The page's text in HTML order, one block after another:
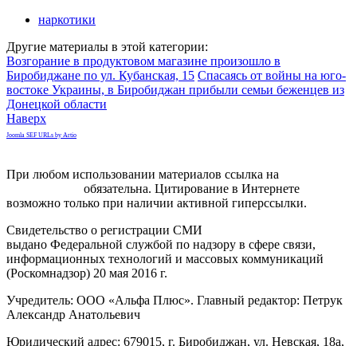
наркотики
Другие материалы в этой категории:
Возгорание в продуктовом магазине произошло в
Биробиджане по ул. Кубанская, 15 Спасаясь от войны на юго-
востоке Украины, в Биробиджан прибыли семьи беженцев из
Донецкой области
Наверх
Joomla SEF URLs by Artio
При любом использовании материалов ссылка на
обязательна. Цитирование в Интернете
возможно только при наличии активной гиперссылки.
Свидетельство о регистрации СМИ
выдано Федеральной службой по надзору в сфере связи,
информационных технологий и массовых коммуникаций
(Роскомнадзор) 20 мая 2016 г.
Учредитель: ООО «Альфа Плюс». Главный редактор: Петрук
Александр Анатольевич
Юридический адрес: 679015, г. Биробиджан, ул. Невская, 18а,